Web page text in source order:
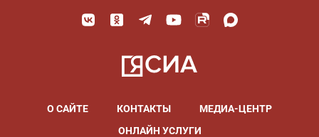
О САЙТЕ КОНТАКТЫ
МЕДИА-ЦЕНТР
ОНЛАЙН УСЛУГИ